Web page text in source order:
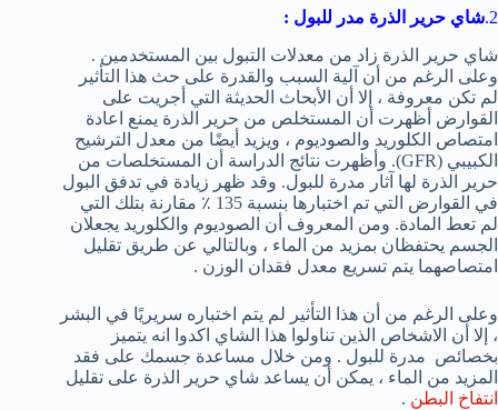
2. شاي حرير الذرة مدر للبول :
شاي حرير الذرة زاد من معدلات التبول بين المستخدمين .
وعلى الرغم من أن آلية السبب والقدرة على حث هذا التأثير
لم تكن معروفة ، إلا أن الأبحاث الحديثة التي أجريت على
القوارض أظهرت أن المستخلص من حرير الذرة يمنع اعادة
امتصاص الكلوريد والصوديوم ، ويزيد أيضًا من معدل الترشيح
الكبيبي (GFR). وأظهرت نتائج الدراسة أن المستخلصات من
حرير الذرة لها آثار مدرة للبول. وقد ظهر زيادة في تدفق البول
في القوارض التي تم اختبارها بنسبة 135 ٪ مقارنة بتلك التي
لم تعط المادة. ومن المعروف أن الصوديوم والكلوريد يجعلان
الجسم يحتفظان بمزيد من الماء ، وبالتالي عن طريق تقليل
امتصاصهما يتم تسريع معدل فقدان الوزن .
وعلى الرغم من أن هذا التأثير لم يتم اختباره سريريًا في البشر
، إلا أن الاشخاص الذين تناولوا هذا الشاي اكدوا انه يتميز
بخصائص مدرة للبول . ومن خلال مساعدة جسمك على فقد
المزيد من الماء ، يمكن أن يساعد شاي حرير الذرة على تقليل
انتفاخ البطن .